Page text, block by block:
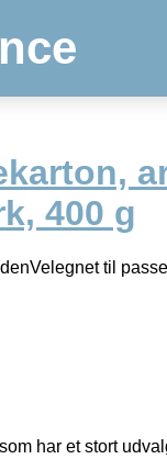
400 g
til
som har et stort